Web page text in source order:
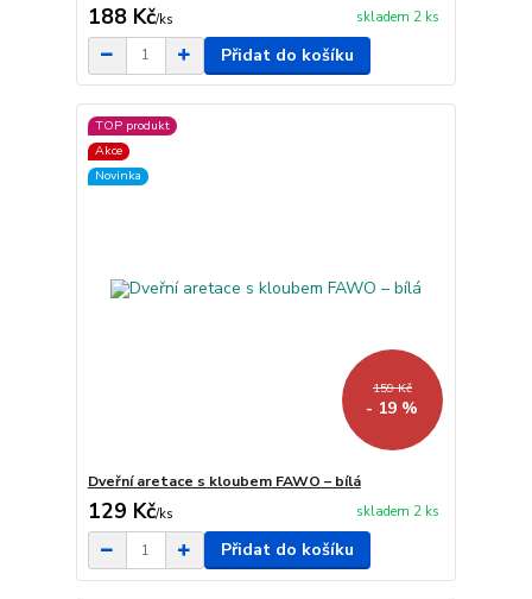
188 Kč/ks skladem 2 ks
Přidat do košíku
TOP produkt
Akce
Novinka
159 Kč
- 19 %
Dveřní aretace s kloubem FAWO – bílá
129 Kč/ks skladem 2 ks
Přidat do košíku